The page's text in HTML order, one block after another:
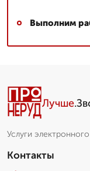
Выполним
Лучше
Услуги
Контакты